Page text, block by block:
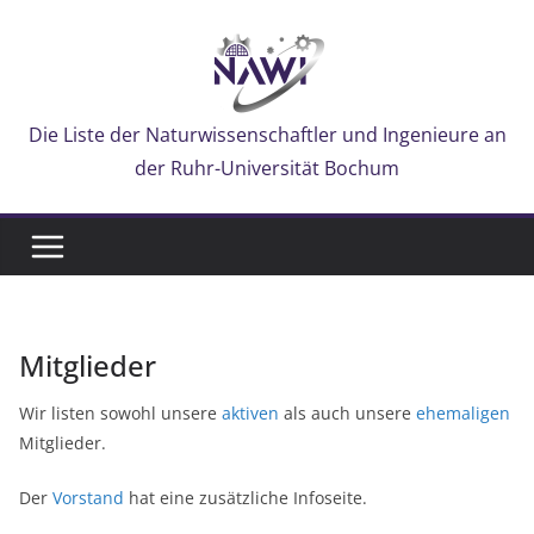
Die Liste der Naturwissenschaftler und Ingenieure an
der Ruhr-Universität Bochum
Mitglieder
Wir listen sowohl unsere aktiven als auch unsere ehemaligen
Mitglieder.
Der Vorstand hat eine zusätzliche Infoseite.